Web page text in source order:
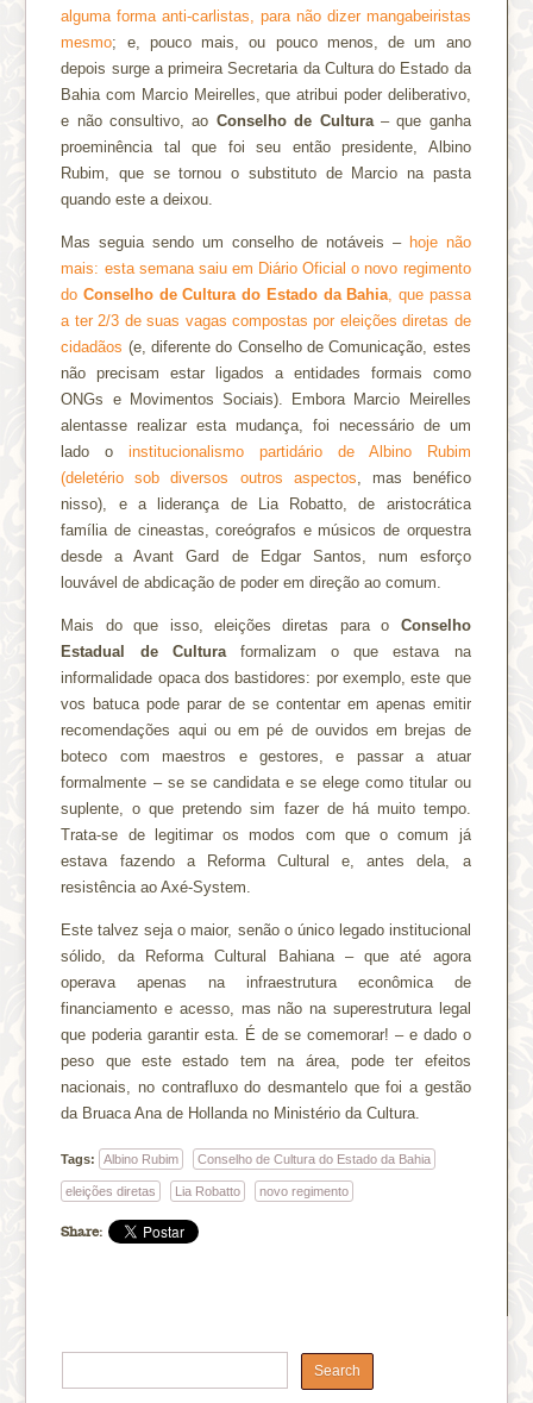
alguma forma anti-carlistas, para não dizer mangabeiristas
mesmo; e, pouco mais, ou pouco menos, de um ano
depois surge a primeira Secretaria da Cultura do Estado da
Bahia com Marcio Meirelles, que atribui poder deliberativo,
e não consultivo, ao Conselho de Cultura– que ganha
proeminência tal que foi seu então presidente, Albino
Rubim, que se tornou o substituto de Marcio na pasta
quando este a deixou.
Mas seguia sendo um conselho de notáveis – hoje não
mais: esta semana saiu em Diário Oficial o novo regimento
do Conselho de Cultura do Estado da Bahia , que passa
a ter 2/3 de suas vagas compostas por eleições diretas de
cidadãos (e, diferente do Conselho de Comunicação, estes
não precisam estar ligados a entidades formais como
ONGs e Movimentos Sociais). Embora Marcio Meirelles
alentasse realizar esta mudança, foi necessário de um
lado oinstitucionalismo partidário de Albino Rubim
(deletério sob diversos outros aspectos , mas benéfico
nisso), e a liderança de Lia Robatto, de aristocrática
família de cineastas, coreógrafos e músicos de orquestra
desde a Avant Gard de Edgar Santos, num esforço
louvável de abdicação de poder em direção ao comum.
Mais do que isso, eleições diretas para o Conselho
Estadual de Culturaformalizam o que estava na
informalidade opaca dos bastidores: por exemplo, este que
vos batuca pode parar de se contentar em apenas emitir
recomendações aqui ou em pé de ouvidos em brejas de
boteco com maestros e gestores, e passar a atuar
formalmente – se se candidata e se elege como titular ou
suplente, o que pretendo sim fazer de há muito tempo.
Trata-se de legitimar os modos com que o comum já
estava fazendo a Reforma Cultural e, antes dela, a
resistência ao Axé-System.
Este talvez seja o maior, senão o único legado institucional
sólido, da Reforma Cultural Bahiana – que até agora
operava apenas na infraestrutura econômica de
financiamento e acesso, mas não na superestrutura legal
que poderia garantir esta. É de se comemorar! – e dado o
peso que este estado tem na área, pode ter efeitos
nacionais, no contrafluxo do desmantelo que foi a gestão
da Bruaca Ana de Hollanda no Ministério da Cultura.
Tags: Albino Rubim Conselho de Cultura do Estado da Bahia
eleições diretas Lia Robatto novo regimento
Share: